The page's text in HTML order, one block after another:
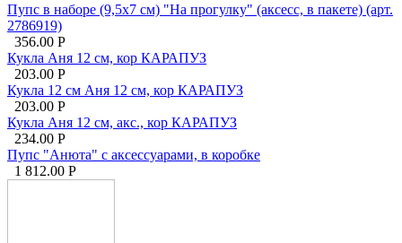
Пупс в наборе (9,5х7 см) "На прогулку" (аксесс, в пакете) (арт.
2786919)
356.00 Р
Кукла Аня 12 см, кор КАРАПУЗ
203.00 Р
Кукла 12 см Аня 12 см, кор КАРАПУЗ
203.00 Р
Кукла Аня 12 см, акс., кор КАРАПУЗ
234.00 Р
Пупс "Анюта" с аксессуарами, в коробке
1 812.00 Р